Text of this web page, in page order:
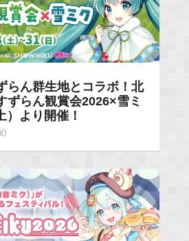
らん群生地とコラボ！北
ずらん観賞会2026×雪ミ
）より開催！